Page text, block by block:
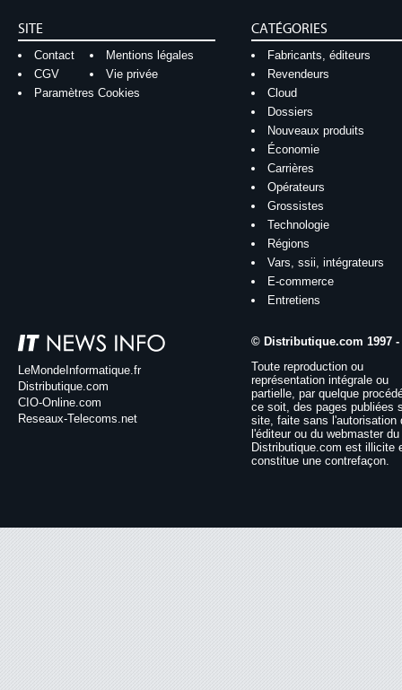
SITE
Contact
Mentions légales
CGV
Vie privée
Paramètres Cookies
CATÉGORIES
Fabricants, éditeurs
Revendeurs
Cloud
Dossiers
Nouveaux produits
Économie
Carrières
Opérateurs
Grossistes
Technologie
Régions
Vars, ssii, intégrateurs
E-commerce
Entretiens
LeMondeInformatique.fr
Distributique.com
CIO-Online.com
Reseaux-Telecoms.net
© Distributique.com 1997 -
Toute reproduction ou
représentation intégrale ou
partielle, par quelque
ce soit, des pages publiées
site, faite sans l'autorisation
l'éditeur ou du webmaster
Distributique.com est illicite
constitue une contrefaçon.